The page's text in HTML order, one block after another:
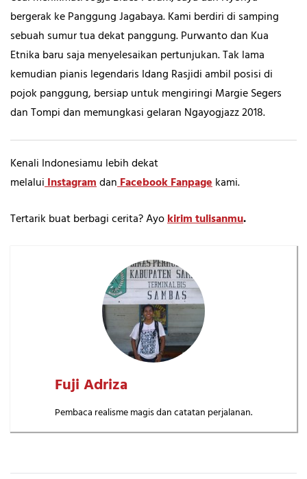
bergerak ke Panggung Jagabaya. Kami berdiri di samping
sebuah sumur tua dekat panggung. Purwanto dan Kua
Etnika baru saja menyelesaikan pertunjukan. Tak lama
kemudian pianis legendaris Idang Rasjidi ambil posisi di
pojok panggung, bersiap untuk mengiringi Margie Segers
dan Tompi dan memungkasi gelaran Ngayogjazz 2018.
Kenali Indonesiamu lebih dekat
melaluiInstagramdanFacebook Fanpagekami.
Tertarik buat berbagi cerita? Ayokirim tulisanmu.
Fuji Adriza
Pembaca realisme magis dan catatan perjalanan.